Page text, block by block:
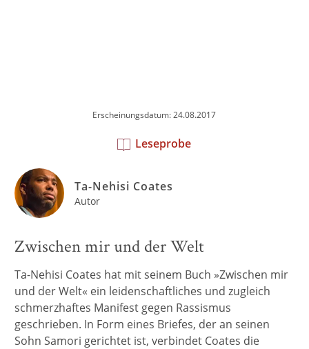
Erscheinungsdatum: 24.08.2017
Leseprobe
Ta-Nehisi Coates
Autor
Zwischen mir und der Welt
Ta-Nehisi Coates hat mit seinem Buch »Zwischen mir
und der Welt« ein leidenschaftliches und zugleich
schmerzhaftes Manifest gegen Rassismus
geschrieben. In Form eines Briefes, der an seinen
Sohn Samori gerichtet ist, verbindet Coates die